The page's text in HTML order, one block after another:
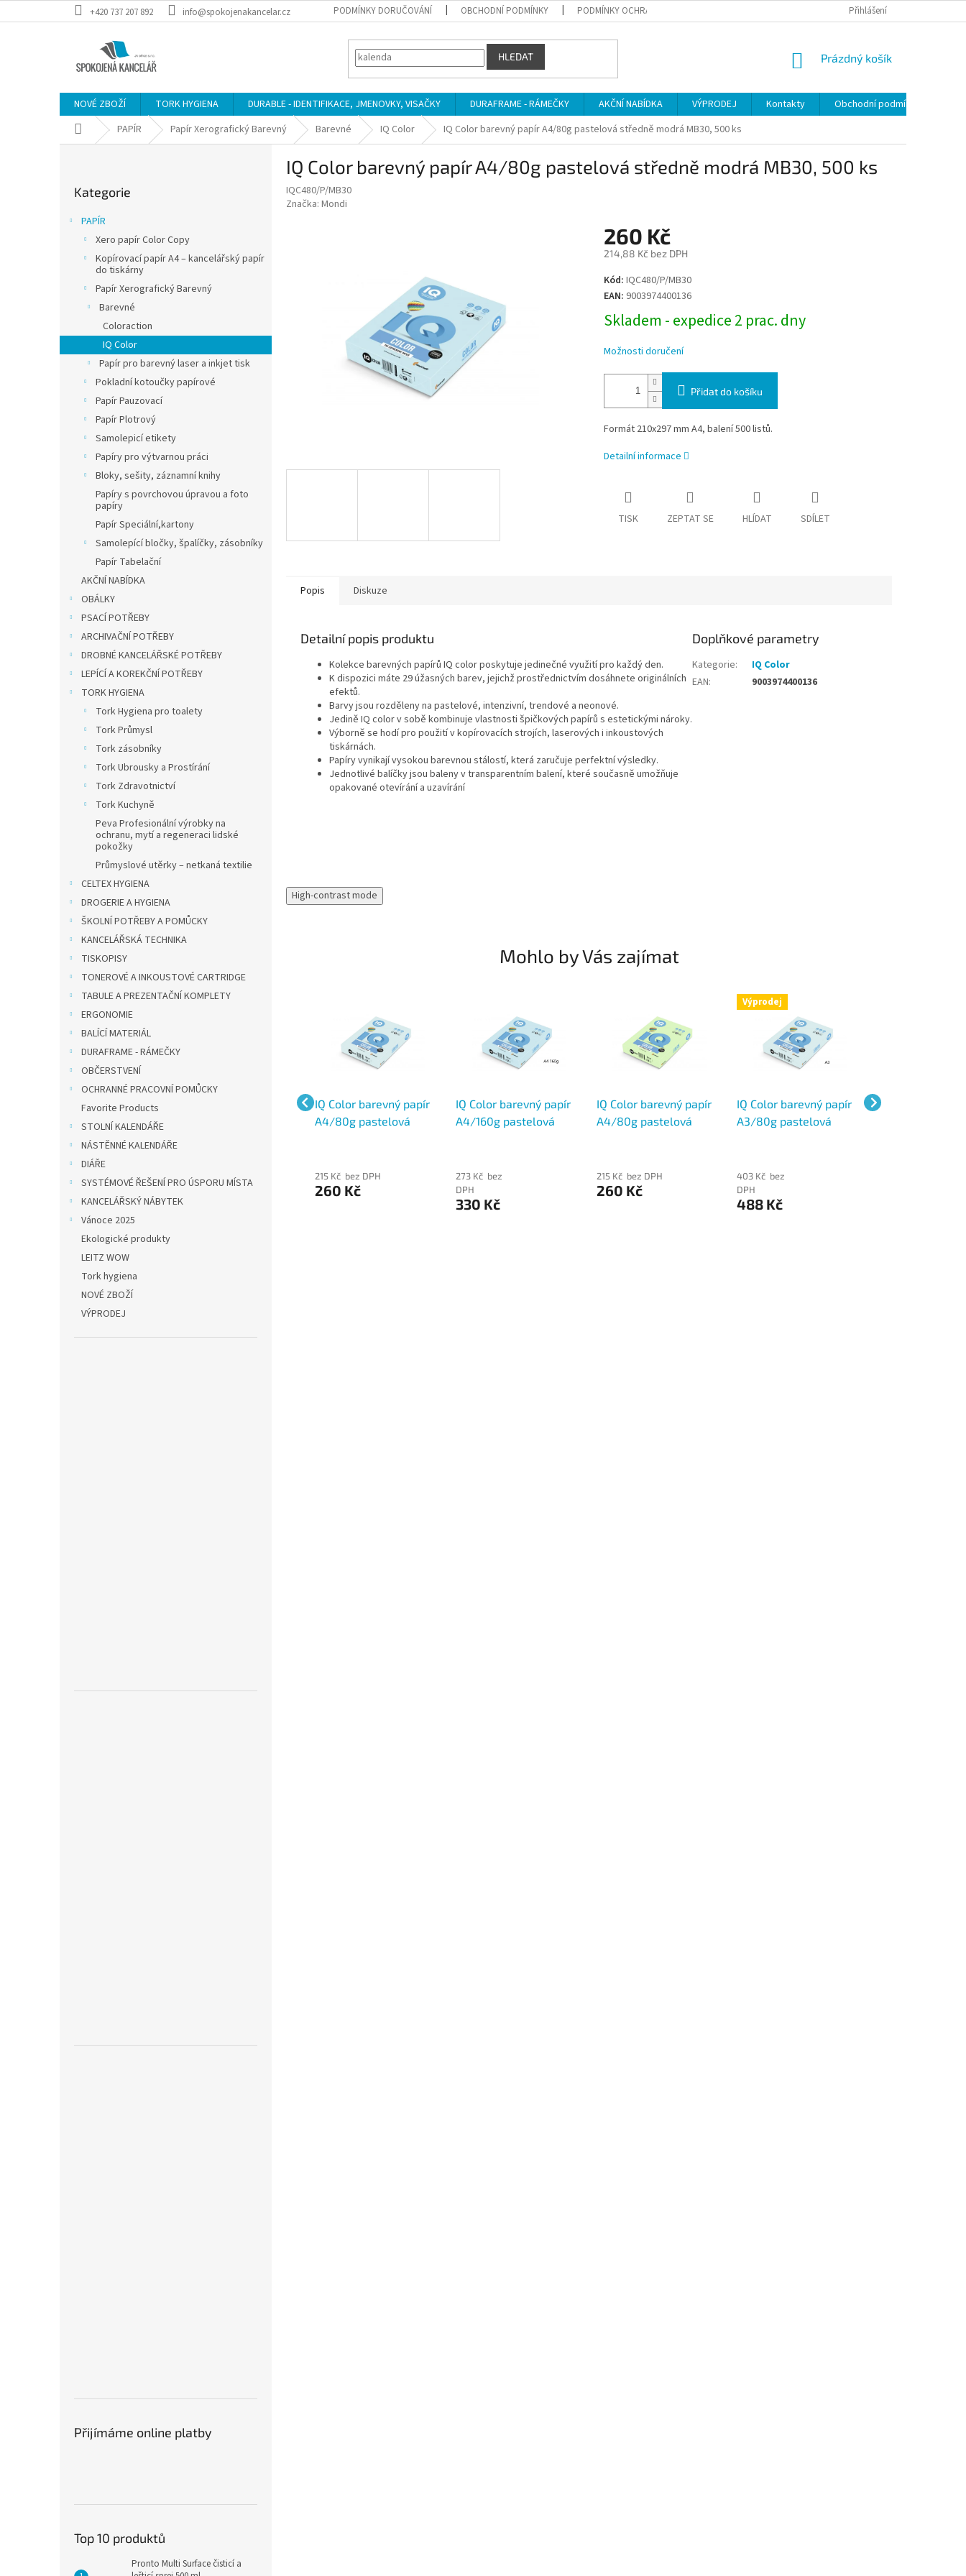
na
+420 737 207 892 info@spokojenakancelar.cz PODMÍNKY DORUČOVÁNÍ OBCHODNÍ PODMÍNKY PODMÍNKY OCHRANY OSOBNÍCH ÚDAJŮ Přihlášení
HLEDAT
NÁKUPNÍ
Prázdný košík
NOVÉ ZBOŽÍ TORK HYGIENA DURABLE - IDENTIFIKACE, JMENOVKY, VISAČKY DURAFRAME - RÁMEČKY AKČNÍ NABÍDKA VÝPRODEJ Kontakty
Obchodní podmínky
Domů PAPÍR Papír Xerografický Barevný Barevné IQ Color IQ Color barevný papír A4/80g pastelová středně modrá MB30, 500 ks
e
l
kategorie
Kategorie
PAPÍR
Xero papír Color Copy
Kopírovací papír A4 – kancelářský papír
do tiskárny
Papír Xerografický Barevný
Barevné
Coloraction
IQ Color
Papír pro barevný laser a inkjet tisk
Pokladní kotoučky papírové
Papír Pauzovací
Papír Plotrový
Samolepicí etikety
Papíry pro výtvarnou práci
Bloky, sešity, záznamní knihy
Papíry s povrchovou úpravou a foto
papíry
Papír Speciální,kartony
Samolepící bločky, špalíčky, zásobníky
Papír Tabelační
AKČNÍ NABÍDKA
OBÁLKY
PSACÍ POTŘEBY
ARCHIVAČNÍ POTŘEBY
DROBNÉ KANCELÁŘSKÉ POTŘEBY
LEPÍCÍ A KOREKČNÍ POTŘEBY
TORK HYGIENA
Tork Hygiena pro toalety
Tork Průmysl
Tork zásobníky
Tork Ubrousky a Prostírání
Tork Zdravotnictví
Tork Kuchyně
Peva Profesionální výrobky na
ochranu, mytí a regeneraci lidské
pokožky
Průmyslové utěrky – netkaná textilie
CELTEX HYGIENA
DROGERIE A HYGIENA
ŠKOLNÍ POTŘEBY A POMŮCKY
KANCELÁŘSKÁ TECHNIKA
TISKOPISY
TONEROVÉ A INKOUSTOVÉ CARTRIDGE
TABULE A PREZENTAČNÍ KOMPLETY
ERGONOMIE
BALÍCÍ MATERIÁL
DURAFRAME - RÁMEČKY
OBČERSTVENÍ
OCHRANNÉ PRACOVNÍ POMŮCKY
Favorite Products
STOLNÍ KALENDÁŘE
NÁSTĚNNÉ KALENDÁŘE
DIÁŘE
SYSTÉMOVÉ ŘEŠENÍ PRO ÚSPORU MÍSTA
KANCELÁŘSKÝ NÁBYTEK
Vánoce 2025
Ekologické produkty
LEITZ WOW
Tork hygiena
NOVÉ ZBOŽÍ
VÝPRODEJ
Přijímáme online platby
Top 10 produktů
Pronto Multi Surface čisticí a
IQ Color barevný papír A4/80g pastelová středně modrá MB30, 500 ks
IQC480/P/MB30
Značka: Mondi
260 Kč
214,88 Kč bez DPH
Měrná
cena:
Kód: IQC480/P/MB30
EAN: 9003974400136
Skladem - expedice 2 prac. dny
Možnosti doručení
Přidat do košíku
Formát 210x297 mm A4, balení 500 listů.
Detailní informace
TISK ZEPTAT SE HLÍDAT SDÍLET
Popis Diskuze
Detailní popis produktu
Kolekce barevných papírů IQ color poskytuje jedinečné využití pro každý den.
K dispozici máte 29 úžasných barev, jejichž prostřednictvím dosáhnete originálních
efektů.
Barvy jsou rozděleny na pastelové, intenzivní, trendové a neonové.
Jedině IQ color v sobě kombinuje vlastnosti špičkových papírů s estetickými nároky.
Výborně se hodí pro použití v kopírovacích strojích, laserových i inkoustových
tiskárnách.
Papíry vynikají vysokou barevnou stálostí, která zaručuje perfektní výsledky.
Jednotlivé balíčky jsou baleny v transparentním balení, které současně umožňuje
opakované otevírání a uzavírání
Doplňkové parametry
Kategorie:
IQ Color
EAN: 9003974400136
High-contrast mode
Mohlo by Vás zajímat
IQ Color barevný papír
A4/80g pastelová
ledově modrá OBL70,
273 Kč bez
DPH
330 Kč
IQ Color barevný papír
A4/80g pastelová
215 Kč bez DPH
260 Kč
IQ Color barevný papír
A4/160g pastelová
273 Kč bez
DPH
330 Kč
IQ Color barevný papír
A4/80g pastelová
215 Kč bez DPH
260 Kč
Výprodej
IQ Color barevný papír
A3/80g pastelová
403 Kč bez
DPH
488 Kč
IQ Color